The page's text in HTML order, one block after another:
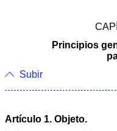
Principios
Subir
Artículo 1. Objeto.